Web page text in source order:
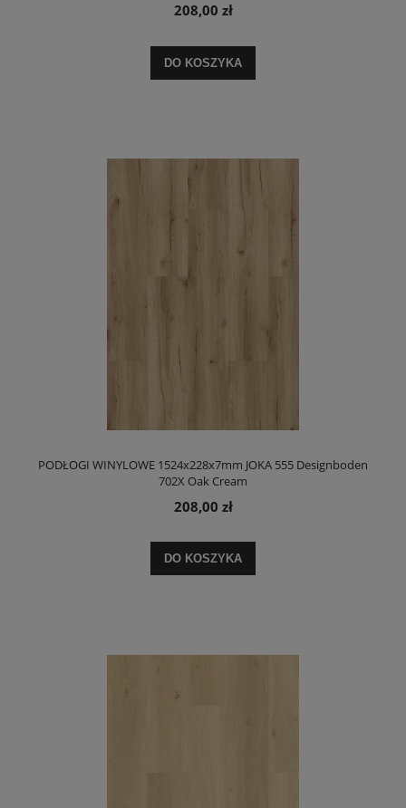
208,00 zł
DO KOSZYKA
PODŁOGI WINYLOWE 1524x228x7mm JOKA 555 Designboden
702X Oak Cream
208,00 zł
DO KOSZYKA